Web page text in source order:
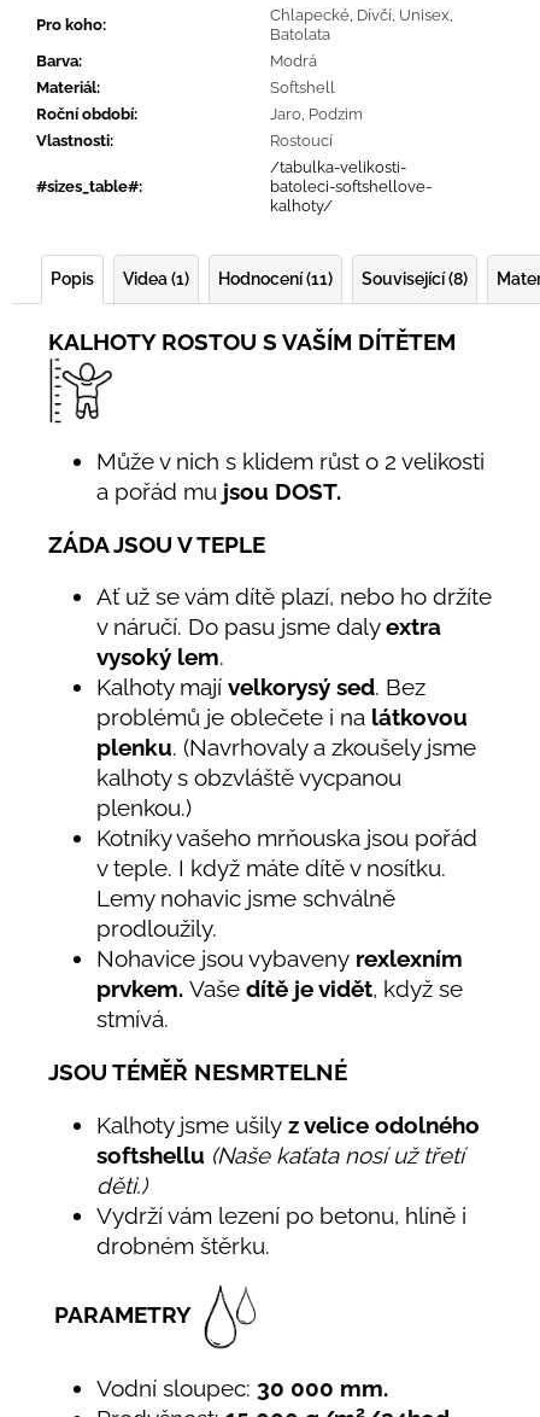
Pro koho:
Chlapecké, Dívčí, Unisex,
Batolata
Barva:
Modrá
Materiál:
Softshell
Roční období: Jaro, Podzim
Vlastnosti: Rostoucí
#sizes_table#:
/tabulka-velikosti-
batoleci-softshellove-
kalhoty/
Popis Videa (1) Hodnocení (11) Související (8)
KALHOTY ROSTOU S VAŠÍM DÍTĚTEM
Může v nich s klidem růst o 2 velikosti
a pořád mu jsou DOST.
ZÁDA JSOU V TEPLE
Ať už se vám dítě plazí, nebo ho držíte
v náručí. Do pasu jsme dalyextra
vysoký lem.
Kalhoty mají velkorysý sed. Bez
problémů je oblečete i na látkovou
plenku. (Navrhovaly a zkoušely jsme
kalhoty s obzvláště vycpanou
plenkou.)
Kotníky vašeho mrňouska jsou pořád
v teple. I když máte dítě v nosítku.
Lemy nohavic jsme schválně
prodloužily.
Nohavice jsou vybaveny rexlexním
prvkem. Vaše dítě je vidět, když se
stmívá.
JSOU TÉMĚŘ NESMRTELNÉ
Kalhoty jsme ušily z velice odolného
softshellu (Naše kaťata nosí už třetí
děti.)
Vydrží vám lezení po betonu, hlíně i
drobném štěrku.
PARAMETRY
Vodní sloupec: 30 000 mm.
2